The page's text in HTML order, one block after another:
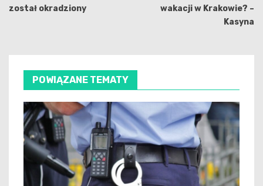
został okradziony
wakacji w Krakowie? –
Kasyna
POWIĄZANE TEMATY